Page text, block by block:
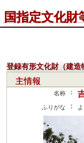
国指定文化財
登録有形文化財（建造
主情報
名称 ：
ふりがな ：